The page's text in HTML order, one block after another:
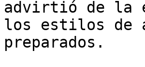
advirtió de la
los estilos de
preparados.